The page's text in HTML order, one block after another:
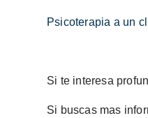
Psicoterapia a un
Si te interesa
Si buscas mas